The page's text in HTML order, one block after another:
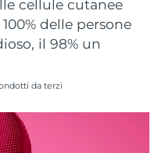
cellule cutanee
delle persone
il 98% un
da terzi
stimata09/08/2026
stimata